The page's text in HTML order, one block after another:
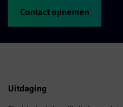
Contact opnemen
Uitdaging